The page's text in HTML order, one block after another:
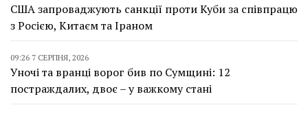
США запроваджують санкції проти Куби за співпрацю
з Росією, Китаєм та Іраном
09:26 7 СЕРПНЯ, 2026
Уночі та вранці ворог бив по Сумщині: 12
постраждалих, двоє – у важкому стані